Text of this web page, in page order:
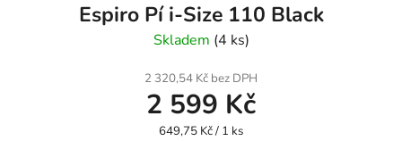
Espiro Pí i-Size 110 Black
Skladem (4 ks)
2 320,54 Kč bez DPH
2 599 Kč
Měrná
649,75 Kč / 1 ks